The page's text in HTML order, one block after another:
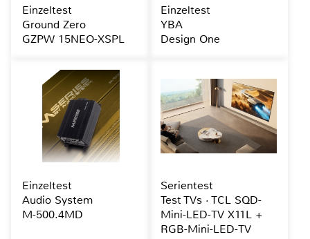
Einzeltest
Ground Zero
GZPW 15NEO-XSPL
Einzeltest
YBA
Design One
Einzeltest
Audio System
M-500.4MD
Serientest
Test TVs · TCL SQD-
Mini-LED-TV X11L +
RGB-Mini-LED-TV